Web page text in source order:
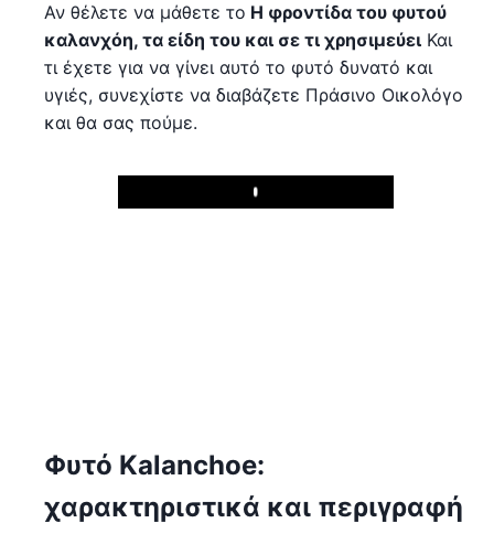
Αν θέλετε να μάθετε το Η φροντίδα του φυτού
καλανχόη, τα είδη του και σε τι χρησιμεύει Και
τι έχετε για να γίνει αυτό το φυτό δυνατό και
υγιές, συνεχίστε να διαβάζετε Πράσινο Οικολόγο
και θα σας πούμε.
Play
Φυτό Kalanchoe:
χαρακτηριστικά και περιγραφή